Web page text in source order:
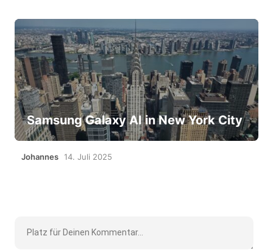
Samsung Galaxy AI in New York City
Johannes 14. Juli 2025